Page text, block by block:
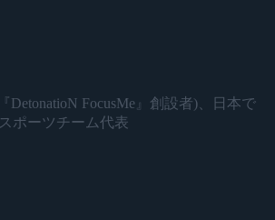
DetonatioN FocusMe』創設者)、日本で
ポーツチーム代表